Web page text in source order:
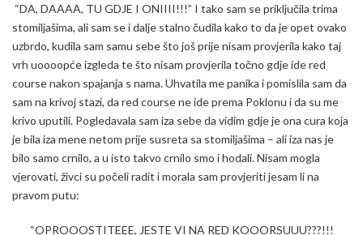
“DA, DAAAA, TU GDJE I ONIIII!!!” I tako sam se priključila trima
stomiljašima, ali sam se i dalje stalno čudila kako to da je opet ovako
uzbrdo, kudila sam samu sebe što još prije nisam provjerila kako taj
vrh uoooopće izgleda te što nisam provjerila točno gdje ide red
course nakon spajanja s nama. Uhvatila me panika i pomislila sam da
sam na krivoj stazi, da red course ne ide prema Poklonu i da su me
krivo uputili. Pogledavala sam iza sebe da vidim gdje je ona cura koja
je bila iza mene netom prije susreta sa stomiljašima – ali iza nas je
bilo samo crnilo, a u isto takvo crnilo smo i hodali. Nisam mogla
vjerovati, živci su počeli radit i morala sam provjeriti jesam li na
pravom putu:
“OPROOOSTITEEE, JESTE VI NA RED KOOORSUUU???!!!